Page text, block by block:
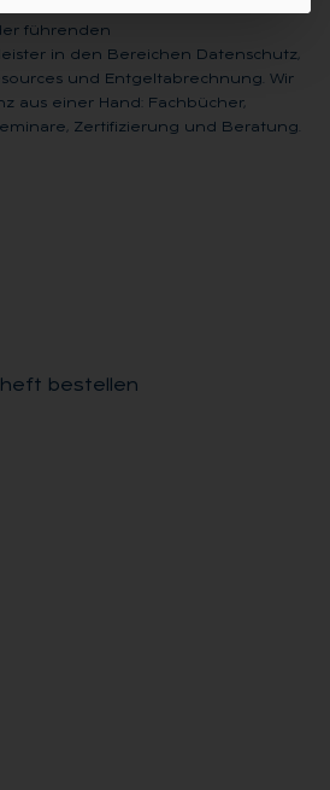
der führenden
in den Bereichen Datenschutz,
und Entgeltabrechnung. Wir
aus einer Hand: Fachbücher,
Zertifizierung und Beratung.
bestellen